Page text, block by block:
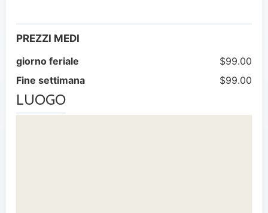
PREZZI MEDI
giorno feriale
$99.00
Fine settimana
$99.00
LUOGO